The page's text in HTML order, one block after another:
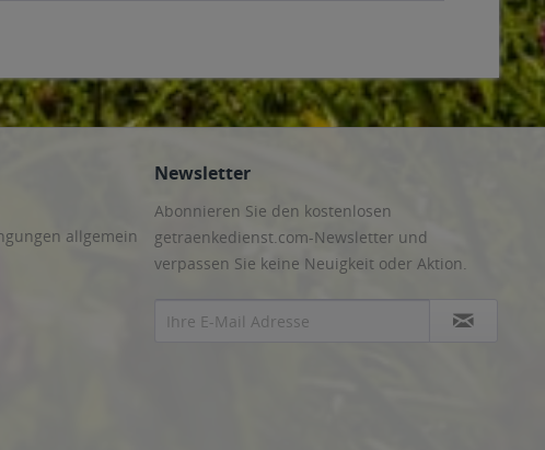
allgemein
Newsletter
Abonnieren Sie den kostenlosen
getraenkedienst.com-Newsletter und
verpassen Sie keine Neuigkeit oder Aktion.